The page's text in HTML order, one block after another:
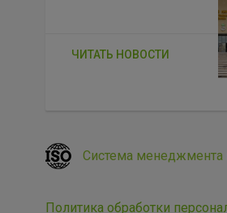
ЧИТАТЬ НОВОСТИ
Система менеджмента
Политика обработки